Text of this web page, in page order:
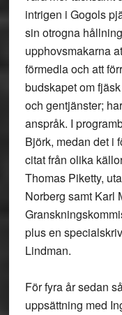
intrigen i Gogols
sin otrogna
upphovsmakarna
förmedla och att
budskapet om
och gentjänster;
anspråk. I
Björk, medan det i
citat från olika
Thomas Piketty,
Norberg samt Karl
plus en
Lindman.
För fyra år sedan
uppsättning med